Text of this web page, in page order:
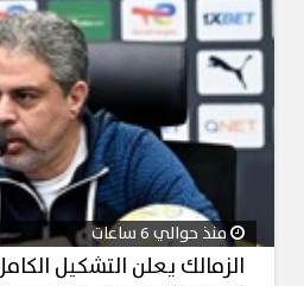
منذ حوالي 6 ساعات
الزمالك يعلن التشكيل